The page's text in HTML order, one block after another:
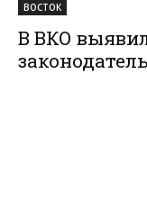
ВОСТОК
В ВКО